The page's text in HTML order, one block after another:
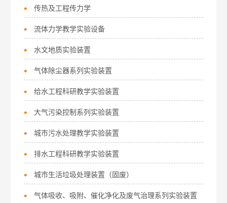
传热及工程传力学
流体力学教学实验设备
水文地质实验装置
气体除尘器系列实验装置
给水工程科研教学实验装置
大气污染控制系列实验装置
城市污水处理教学实验装置
排水工程科研教学实验装置
城市生活垃圾处理装置（固废）
气体吸收、吸附、催化净化及废气治理系列实验装置